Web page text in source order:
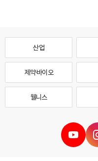
산업
제약·바이오
웰니스